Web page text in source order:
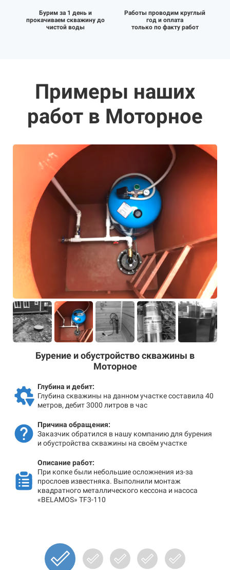
Бурим за 1 день и
прокачиваем скважину до
чистой воды
Работы проводим круглый
год и оплата
только по факту работ
Примеры наших
работ в Моторное
Бурение и обустройство скважины в
Моторное
Глубина и дебит:
Глубина скважины на данном участке составила 40
метров, дебит 3000 литров в час
Причина обращения:
Заказчик обратился в нашу компанию для бурения
и обустройства скважины на своём участке
Описание работ:
При копке были небольшие осложнения из-за
прослоев известняка. Выполнили монтаж
квадратного металлического кессона и насоса
«BELAMOS» TF3-110